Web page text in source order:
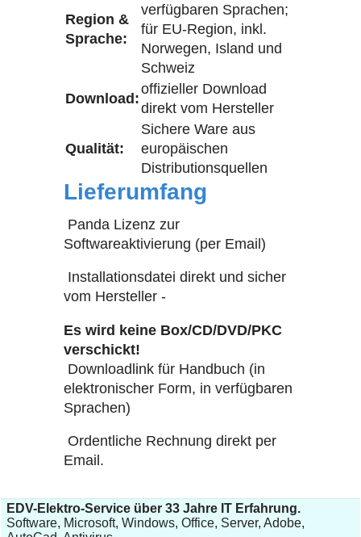
Region &
Sprache:
verfügbaren Sprachen;
für EU-Region, inkl.
Norwegen, Island und
Schweiz
Download:
offizieller Download
direkt vom Hersteller
Qualität:
Sichere Ware aus
europäischen
Distributionsquellen
Lieferumfang
Panda Lizenz zur
Softwareaktivierung (per Email)
Installationsdatei direkt und sicher
vom Hersteller -
Es wird keine Box/CD/DVD/PKC
verschickt!
Downloadlink für Handbuch (in
elektronischer Form, in verfügbaren
Sprachen)
Ordentliche Rechnung direkt per
Email.
EDV-Elektro-Service über 33 Jahre IT Erfahrung.
Software, Microsoft, Windows, Office, Server, Adobe,